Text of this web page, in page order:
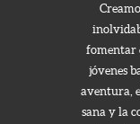
fomentar
jóvenes
aventura,
sana y la